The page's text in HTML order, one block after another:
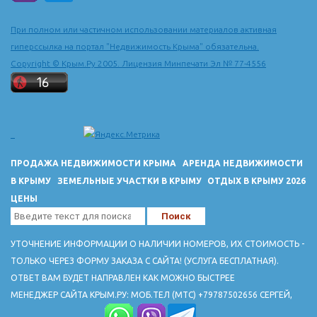
преображается: строятся небольшие уютные гостиницы, где
туристов ждут комфортные номера, экологически чистое
гостиниц Зеленогорья является гостиница "Золотой Теленок".
гостиницы Зеленогорья
При полном или частичном использовании материалов активная
гиперссылка на портал "Недвижимость Крыма" обязательна.
Copyright © Крым.Ру 2005. Лицензия Минпечати Эл № 77-4556
ПРОДАЖА НЕДВИЖИМОСТИ КРЫМА
АРЕНДА НЕДВИЖИМОСТИ
В КРЫМУ
ЗЕМЕЛЬНЫЕ УЧАСТКИ В КРЫМУ
ОТДЫХ В КРЫМУ 2026
ЦЕНЫ
УТОЧНЕНИЕ ИНФОРМАЦИИ О НАЛИЧИИ НОМЕРОВ, ИХ СТОИМОСТЬ -
ТОЛЬКО ЧЕРЕЗ ФОРМУ ЗАКАЗА С САЙТА! (УСЛУГА БЕСПЛАТНАЯ).
ОТВЕТ ВАМ БУДЕТ НАПРАВЛЕН КАК МОЖНО БЫСТРЕЕ
МЕНЕДЖЕР САЙТА КРЫМ.РУ: МОБ.ТЕЛ (МТС) +79787502656 СЕРГЕЙ,